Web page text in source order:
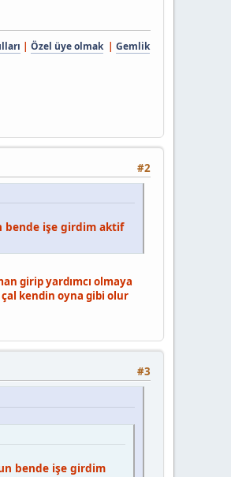
| Özel üye olmak| Gemlik
#2
bende işe girdim aktif
girip yardımcı olmaya
kendin oyna gibi olur
#3
bende işe girdim